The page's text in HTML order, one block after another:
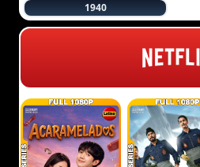
1940